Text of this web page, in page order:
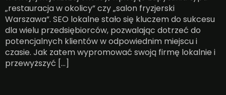
„restauracja w okolicy” czy „salon fryzjerski
Warszawa”. SEO lokalne stało się kluczem do sukcesu
dla wielu przedsiębiorców, pozwalając dotrzeć do
potencjalnych klientów w odpowiednim miejscu i
czasie. Jak zatem wypromować swoją firmę lokalnie i
przewyższyć […]